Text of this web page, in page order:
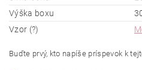
Výška boxu
Vzor (?)
Buďte prvý, kto napíše príspevok k